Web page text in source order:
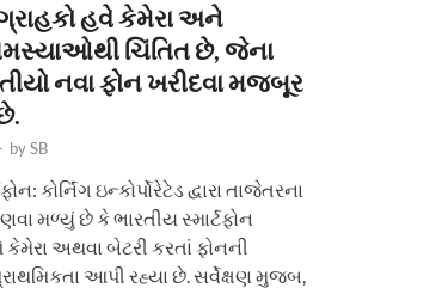
ગ્રાહકો હવે કેમેરા અને
ચિંતિત છે, જેના
નવા ફોન ખરીદવા મજબૂર
bySB
કોર્નિંગ ઇન્કોર્પોરેટેડ દ્વારા તાજેતરના
મળ્યું છે કે ભારતીય સ્માર્ટફોન
અથવા બેટરી કરતાં ફોનની
આપી રહ્યા છે. સર્વેક્ષણ મુજબ,